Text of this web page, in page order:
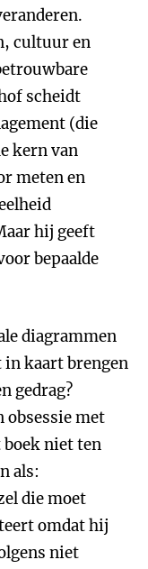
cultuur en
scheidt
(die
kern van
meten en
hij geeft
bepaalde
diagrammen
in kaart brengen
gedrag?
obsessie met
boek niet ten
als:
die moet
omdat hij
niet